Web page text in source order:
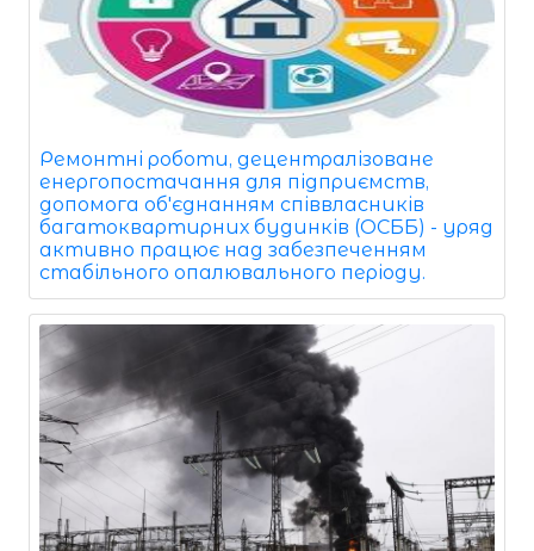
Ремонтні роботи, децентралізоване
енергопостачання для підприємств,
допомога об'єднанням співвласників
багатоквартирних будинків (ОСББ) - уряд
активно працює над забезпеченням
стабільного опалювального періоду.